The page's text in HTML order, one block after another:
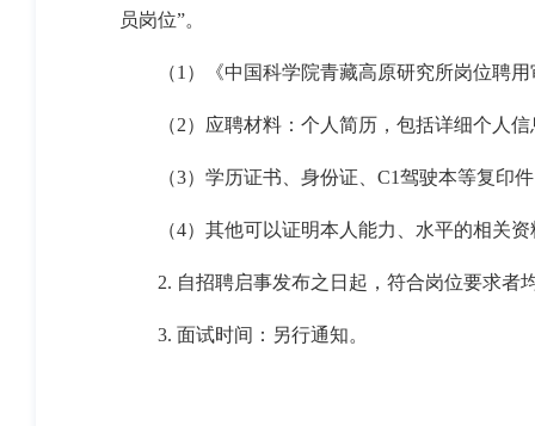
员岗位”。
（1） 《中国科学院青藏高原研究所岗位聘
（2）应聘材料：个人简历，包括详细个人
（3）学历证书、身份证、 C1驾驶本等复印
（4）其他可以证明本人能力、水平的相关资
2. 自招聘启事发布之日起，符合岗位要求者
3. 面试时间：另行通知。